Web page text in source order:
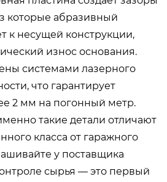
которые абразивный
к несущей конструкции,
износ основания.
системами лазерного
что гарантирует
2 мм на погонный метр.
такие детали отличают
класса от гаражного
у поставщика
сырья — это первый